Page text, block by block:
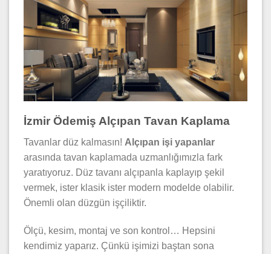
İzmir Ödemiş Alçıpan Tavan Kaplama
Tavanlar düz kalmasın! Alçıpan işi yapanlar
arasında tavan kaplamada uzmanlığımızla fark
yaratıyoruz. Düz tavanı alçıpanla kaplayıp şekil
vermek, ister klasik ister modern modelde olabilir.
Önemli olan düzgün işçiliktir.
Ölçü, kesim, montaj ve son kontrol… Hepsini
kendimiz yaparız. Çünkü işimizi baştan sona